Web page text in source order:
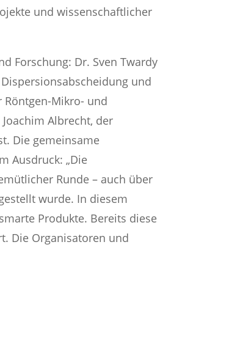
und wissenschaftlicher
Forschung: Dr. Sven Twardy
und
Röntgen-Mikro- und
Albrecht, der
Die gemeinsame
Ausdruck: „Die
Runde – auch über
wurde. In diesem
Produkte. Bereits diese
Die Organisatoren und